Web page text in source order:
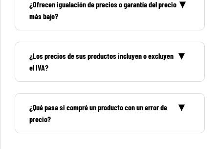
¿Ofrecen igualación de precios o garantía del precio
más bajo?
¿Los precios de sus productos incluyen o excluyen
el IVA?
¿Qué pasa si compré un producto con un error de
precio?